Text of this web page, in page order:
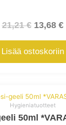
21,21€ 13,68 €
Lisää ostoskoriin
Hygieniatuotteet
50ml
hinta
oli: